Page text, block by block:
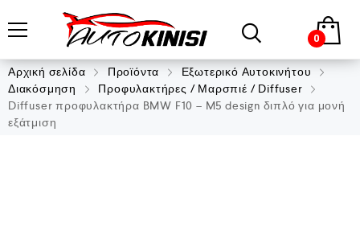
0
Αρχική σελίδα Προϊόντα
Εξωτερικό Αυτοκινήτου
Διακόσμηση
Προφυλακτήρες / Μαρσπιέ / Diffuser
Diffuser προφυλακτήρα BMW F10 – M5 design διπλό για μονή
εξάτμιση